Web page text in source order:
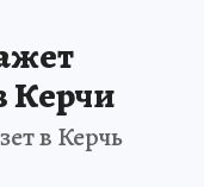
Керчи
в Керчь